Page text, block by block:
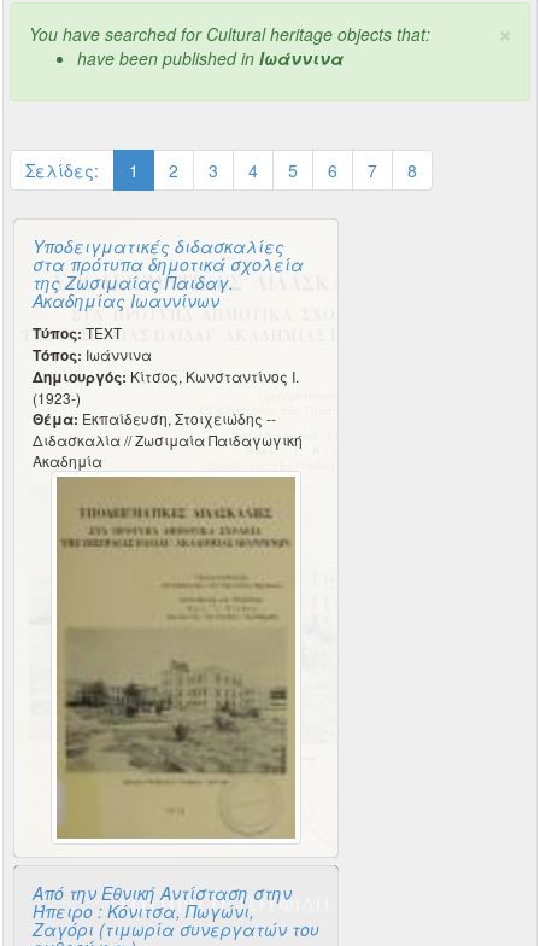
×
You have searched for Cultural heritage objects that:
have been published in Ιωάννινα
Σελίδες: 1 2 3 4 5 6 7 8
Υποδειγματικές διδασκαλίες
στα πρότυπα δημοτικά σχολεία
της Ζωσιμαίας Παιδαγ.
Ακαδημίας Ιωαννίνων
Τύπος: TEXT
Τόπος: Ιωάννινα
Δημιουργός: Κίτσος, Κωνσταντίνος Ι.
(1923-)
Θέμα: Εκπαίδευση, Στοιχειώδης --
Διδασκαλία // Ζωσιμαία Παιδαγωγική
Ακαδημία
Από την Εθνική Αντίσταση στην
Ήπειρο : Κόνιτσα, Πωγώνι,
Ζαγόρι (τιμωρία συνεργατών του